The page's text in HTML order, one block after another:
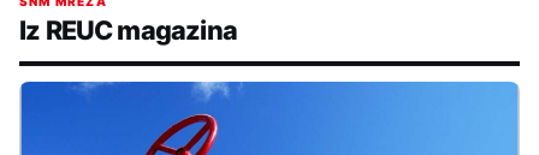
Iz REUC magazina